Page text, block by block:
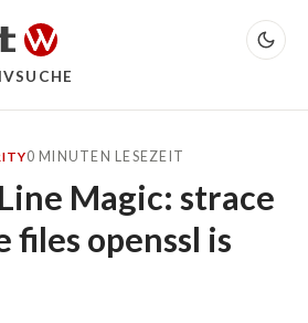
SUCHE
0 MINUTEN LESEZEIT
Magic: strace
files openssl is